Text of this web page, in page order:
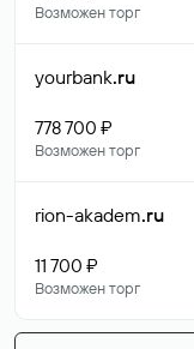
Возможен торг
yourbank.ru
778 700 ₽
Возможен торг
rion-akadem.ru
11 700 ₽
Возможен торг